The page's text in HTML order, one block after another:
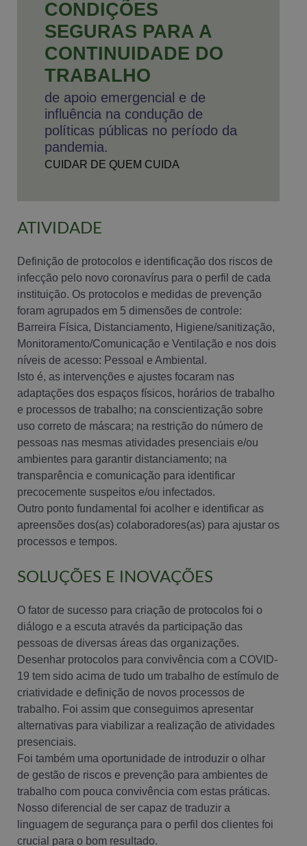
CONDIÇÕES
SEGURAS PARA A
CONTINUIDADE DO
TRABALHO
de apoio emergencial e de
influência na condução de
políticas públicas no período da
pandemia.
CUIDAR DE QUEM CUIDA
ATIVIDADE
Definição de protocolos e identificação dos riscos de
infecção pelo novo coronavírus para o perfil de cada
instituição. Os protocolos e medidas de prevenção
foram agrupados em 5 dimensões de controle:
Barreira Física, Distanciamento, Higiene/sanitização,
Monitoramento/Comunicação e Ventilação e nos dois
níveis de acesso: Pessoal e Ambiental.
Isto é, as intervenções e ajustes focaram nas
adaptações dos espaços físicos, horários de trabalho
e processos de trabalho; na conscientização sobre
uso correto de máscara; na restrição do número de
pessoas nas mesmas atividades presenciais e/ou
ambientes para garantir distanciamento; na
transparência e comunicação para identificar
precocemente suspeitos e/ou infectados.
Outro ponto fundamental foi acolher e identificar as
apreensões dos(as) colaboradores(as) para ajustar os
processos e tempos.
SOLUÇÕES E INOVAÇÕES
O fator de sucesso para criação de protocolos foi o
diálogo e a escuta através da participação das
pessoas de diversas áreas das organizações.
Desenhar protocolos para convivência com a COVID-
19 tem sido acima de tudo um trabalho de estímulo de
criatividade e definição de novos processos de
trabalho. Foi assim que conseguimos apresentar
alternativas para viabilizar a realização de atividades
presenciais.
Foi também uma oportunidade de introduzir o olhar
de gestão de riscos e prevenção para ambientes de
trabalho com pouca convivência com estas práticas.
Nosso diferencial de ser capaz de traduzir a
linguagem de segurança para o perfil dos clientes foi
crucial para o bom resultado.